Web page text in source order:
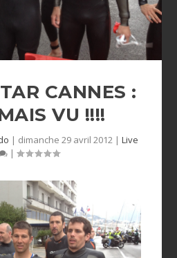
CANNES :
VU !!!!
| dimanche 29 avril 2012 | Live
|